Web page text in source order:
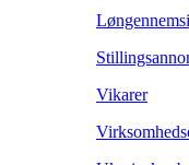
Vikarer